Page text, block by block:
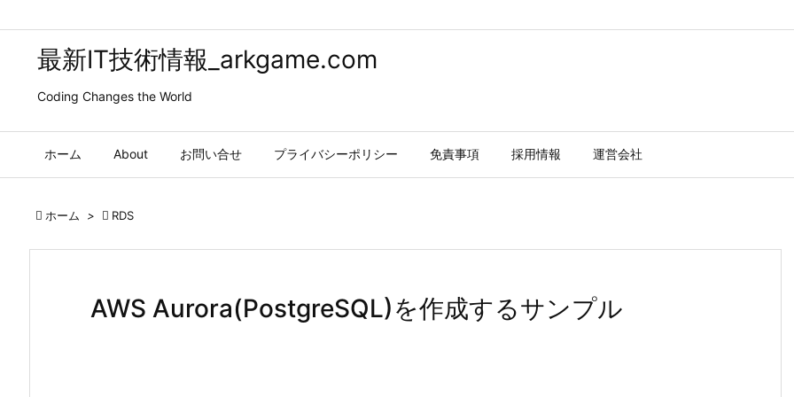
最新IT技術情報_arkgame.com
Coding Changes the World
ホーム About お問い合せ プライバシーポリシー 免責事項 採用情報 運営会社
 ホーム >  RDS
AWS Aurora(PostgreSQL)を作成するサンプル